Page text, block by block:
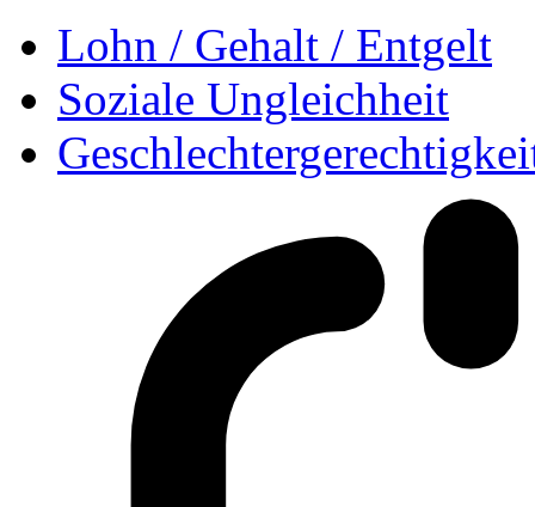
Lohn / Gehalt / Entgelt
Soziale Ungleichheit